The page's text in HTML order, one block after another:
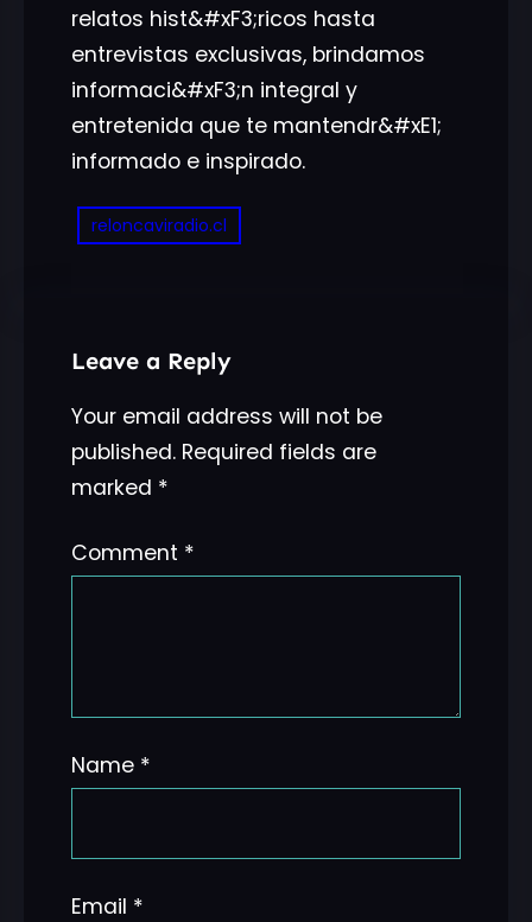
relatos hist&#xF3;ricos hasta
entrevistas exclusivas, brindamos
informaci&#xF3;n integral y
entretenida que te mantendr&#xE1;
informado e inspirado.
reloncaviradio.cl
Leave a Reply
Your email address will not be
published. Required fields are
marked *
Comment *
Name *
Email *